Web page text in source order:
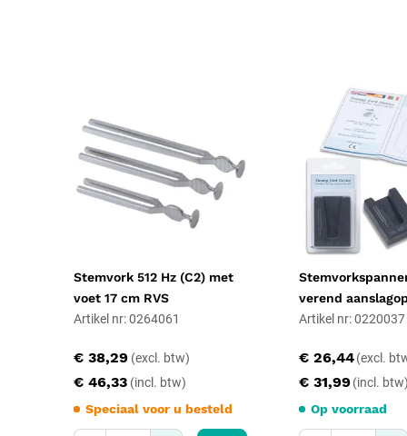
Resorbeerbaar (hechtdraad)
Geschiktheid Herbruikbaar, Steriliseerbaar,
Certificering CE-gecertificeerd
Medische instrumenten
Stemvork 512 Hz (C2) met
voet 17 cm RVS
Artikel nr: 0264061
€ 46,33
€ 38,29
Speciaal voor u besteld
verend
Artikel nr: 0220037
€ 31,99
€ 26,44
Op voorraad